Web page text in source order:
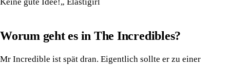
Worum geht es in The Incredibles?
Mr Incredible ist spät dran. Eigentlich sollte er zu einer